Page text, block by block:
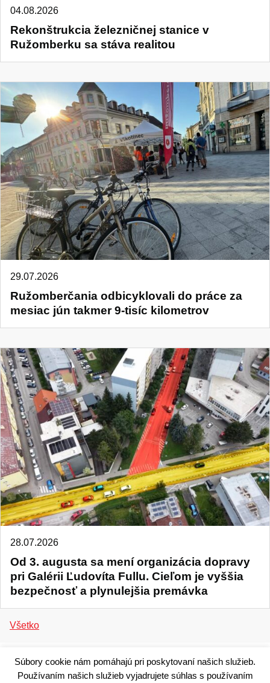
Rekonštrukcia železničnej stanice v
Ružomberku sa stáva realitou
04.08.2026
Ružomberčania odbicyklovali do práce za
mesiac jún takmer 9-tisíc kilometrov
29.07.2026
Od 3. augusta sa mení organizácia dopravy
pri Galérii Ľudovíta Fullu. Cieľom je vyššia
bezpečnosť a plynulejšia premávka
28.07.2026
Všetko
Súbory cookie nám pomáhajú pri poskytovaní našich služieb.
Používaním našich služieb vyjadrujete súhlas s používaním